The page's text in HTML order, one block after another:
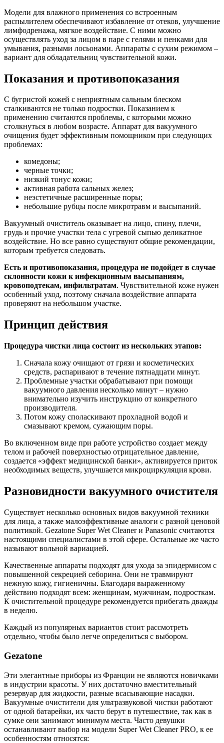
Модели для влажного применения со встроенным
распылителем обеспечивают избавление от отеков, улучшение
лимфодренажа, мягкое воздействие. С ними можно
осуществлять уход за лицом в паре с гелями и пенками для
умывания, разными лосьонами. Аппараты с сухим режимом –
вариант для обладательниц чувствительной кожи.
Показания и противопоказания
С бугристой кожей с неприятным сальным блеском
сталкиваются не только подростки. Показанием к
применению считаются проблемы, с которыми можно
столкнуться в любом возрасте. Аппарат для вакуумного
очищения будет эффективным помощником при следующих
проблемах:
комедоны;
черные точки;
низкий тонус кожи;
активная работа сальных желез;
неэстетичные расширенные поры;
небольшие рубцы после микротравм и высыпаний.
Вакуумный очиститель оказывает на лицо, спину, плечи,
грудь и прочие участки тела с угревой сыпью деликатное
воздействие. Но все равно существуют общие рекомендации,
которым требуется следовать.
Есть и противопоказания, процедура не подойдет в случае
склонности кожи к инфекционным высыпаниям,
кровоподтекам, инфильтратам. Чувствительной коже нужен
особенный уход, поэтому сначала воздействие аппарата
проверяют на небольшом участке.
Принцип действия
Процедура чистки лица состоит из нескольких этапов:
Сначала кожу очищают от грязи и косметических
средств, распаривают в течение пятнадцати минут.
Проблемные участки обрабатывают при помощи
вакуумного давления несколько минут – нужно
внимательно изучить инструкцию от конкретного
производителя.
Потом кожу споласкивают прохладной водой и
смазывают кремом, сужающим поры.
Во включенном виде при работе устройство создает между
телом и рабочей поверхностью отрицательное давление,
создается «эффект медицинской банки», активируется приток
необходимых веществ, улучшается микроциркуляция крови.
Разновидности вакуумного очистителя
Существует несколько основных видов вакуумной техники
для лица, а также малоэффективные аналоги с разной ценовой
политикой. Gezatone Super Wet Cleaner и Panasonic считаются
настоящими специалистами в этой сфере. Остальные же часто
называют вольной вариацией.
Качественные аппараты подходят для ухода за эпидермисом с
повышенной секрецией себорина. Они не травмируют
нежную кожу, гигиеничны. Благодаря выраженному
действию подходят всем: женщинам, мужчинам, подросткам.
К очистительной процедуре рекомендуется прибегать дважды
в неделю.
Каждый из популярных вариантов стоит рассмотреть
отдельно, чтобы было легче определиться с выбором.
Gezatone
Эти элегантные приборы из Франции не являются новичками
в индустрии красоты. У них достаточно вместительный
резервуар для жидкости, разные всасывающие насадки.
Вакуумные очистители для ультразвуковой чистки работают
от одной батарейки, их часто берут в путешествие, так как в
сумке они занимают минимум места. Часто девушки
останавливают выбор на модели Super Wet Cleaner PRO, к ее
особенностям относятся: